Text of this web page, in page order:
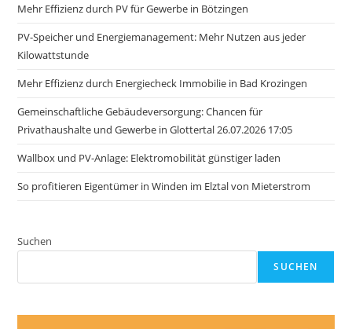
Mehr Effizienz durch PV für Gewerbe in Bötzingen
PV-Speicher und Energiemanagement: Mehr Nutzen aus jeder
Kilowattstunde
Mehr Effizienz durch Energiecheck Immobilie in Bad Krozingen
Gemeinschaftliche Gebäudeversorgung: Chancen für
Privathaushalte und Gewerbe in Glottertal 26.07.2026 17:05
Wallbox und PV-Anlage: Elektromobilität günstiger laden
So profitieren Eigentümer in Winden im Elztal von Mieterstrom
Suchen
SUCHEN